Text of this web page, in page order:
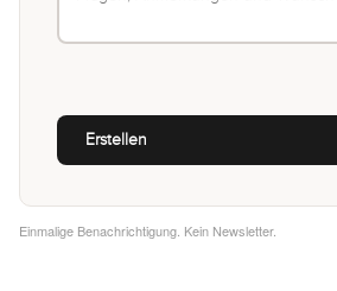
Einmalige Benachrichtigung. Kein Newsletter.